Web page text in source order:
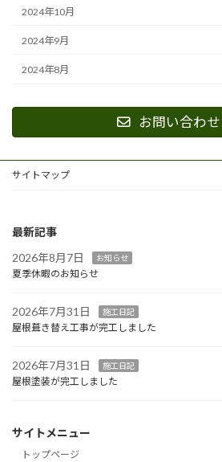
2024年10月
2024年9月
2024年8月
お問い合わせ
サイトマップ
最新記事
2026年8月7日
お知らせ
夏季休暇のお知らせ
2026年7月31日 施工日記
屋根葺き替え工事が完工しました
2026年7月31日 施工日記
屋根塗装が完工しました
サイトメニュー
トップページ